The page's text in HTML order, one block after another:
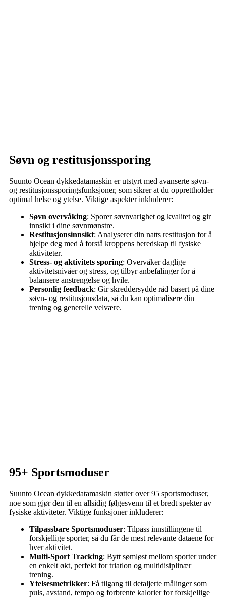
Søvn og restitusjonssporing
Suunto Ocean dykkedatamaskin er utstyrt med avanserte søvn-
og restitusjonssporingsfunksjoner, som sikrer at du opprettholder
optimal helse og ytelse. Viktige aspekter inkluderer:
Søvn overvåking: Sporer søvnvarighet og kvalitet og gir
innsikt i dine søvnmønstre.
Restitusjonsinnsikt: Analyserer din natts restitusjon for å
hjelpe deg med å forstå kroppens beredskap til fysiske
aktiviteter.
Stress- og aktivitets sporing: Overvåker daglige
aktivitetsnivåer og stress, og tilbyr anbefalinger for å
balansere anstrengelse og hvile.
Personlig feedback: Gir skreddersydde råd basert på dine
søvn- og restitusjonsdata, så du kan optimalisere din
trening og generelle velvære.
95+ Sportsmoduser
Suunto Ocean dykkedatamaskin støtter over 95 sportsmoduser,
noe som gjør den til en allsidig følgesvenn til et bredt spekter av
fysiske aktiviteter. Viktige funksjoner inkluderer:
Tilpassbare Sportsmoduser: Tilpass innstillingene til
forskjellige sporter, så du får de mest relevante dataene for
hver aktivitet.
Multi-Sport Tracking: Bytt sømløst mellom sporter under
en enkelt økt, perfekt for triatlon og multidisiplinær
trening.
Ytelsesmetrikker: Få tilgang til detaljerte målinger som
puls, avstand, tempo og forbrente kalorier for forskjellige